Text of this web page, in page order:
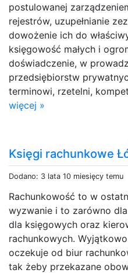
postulowanej
rejestrów, uzupełnianie
dowożenie ich do
księgowość małych i
doświadczenie, w
przedsiębiorstw
terminowi, rzetelni,
więcej »
Księgi rachunkowe
Dodano: 3 lata 10 miesięcy temu
Rachunkowość to w
wyzwanie i to zarówno
dla księgowych oraz
rachunkowych.
oczekuje od biur
tak żeby przekazane